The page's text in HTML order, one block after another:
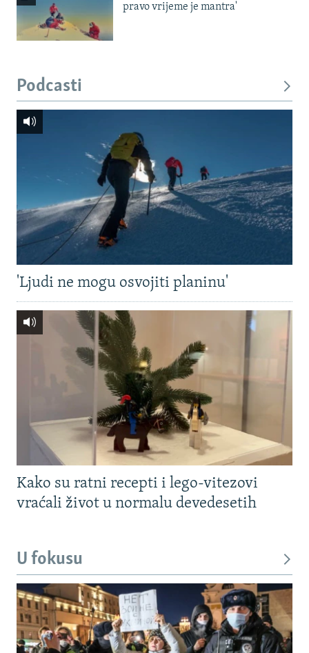
pravo vrijeme je mantra'
Podcasti
'Ljudi ne mogu osvojiti planinu'
Kako su ratni recepti i lego-vitezovi
vraćali život u normalu devedesetih
U fokusu